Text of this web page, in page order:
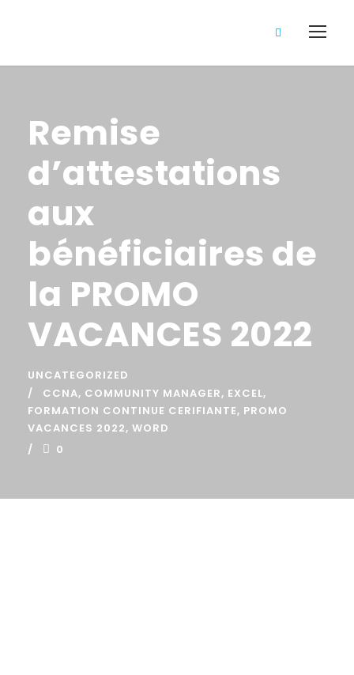
Remise
d’attestations
aux
bénéficiaires de
la PROMO
VACANCES 2022
UNCATEGORIZED
CCNA, COMMUNITY MANAGER, EXCEL,
FORMATION CONTINUE CERIFIANTE, PROMO
VACANCES 2022, WORD
0